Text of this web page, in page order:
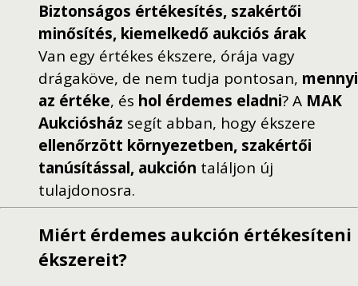
Biztonságos értékesítés, szakértői
minősítés, kiemelkedő aukciós árak
Van egy értékes ékszere, órája vagy
drágaköve, de nem tudja pontosan, mennyi
az értéke, és hol érdemes eladni? A MAK
Aukciósház segít abban, hogy ékszere
ellenőrzött környezetben, szakértői
tanúsítással, aukción találjon új
tulajdonosra.
Miért érdemes aukción értékesíteni
ékszereit?